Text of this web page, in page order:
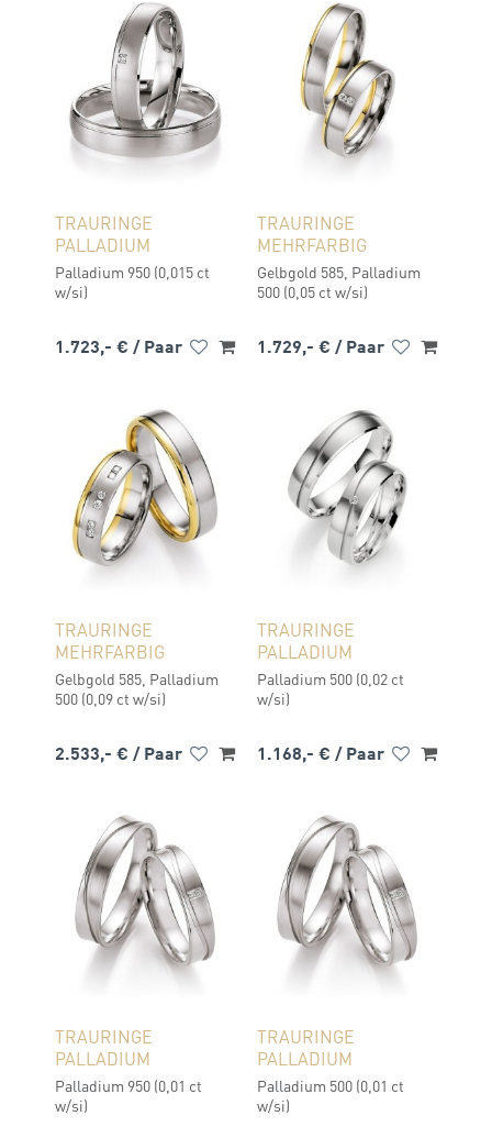
TRAURINGE
PALLADIUM
Palladium 950 (0,015 ct
w/si)
1.723,- € / Paar
TRAURINGE
MEHRFARBIG
Gelbgold 585, Palladium
500 (0,05 ct w/si)
1.729,- € / Paar
TRAURINGE
MEHRFARBIG
Gelbgold 585, Palladium
500 (0,09 ct w/si)
2.533,- € / Paar
TRAURINGE
PALLADIUM
Palladium 500 (0,02 ct
w/si)
1.168,- € / Paar
TRAURINGE
PALLADIUM
Palladium 950 (0,01 ct
w/si)
TRAURINGE
PALLADIUM
Palladium 500 (0,01 ct
w/si)